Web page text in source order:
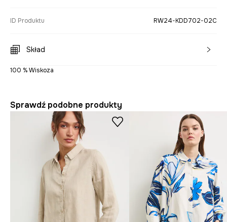
ID Produktu RW24-KDD702-02C
Skład
100 % Wiskoza
Sprawdź podobne produkty